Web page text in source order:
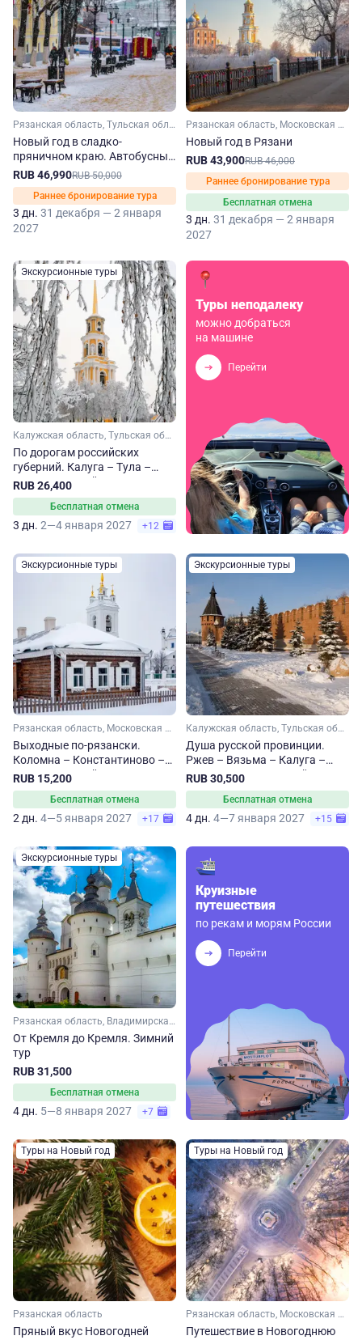
Рязанская область, Тульская область, Московская область
Новый год в сладко-
пряничном краю. Автобусный
тур в Рязань и Тулу из
Москвы
RUB 46,990RUB 50,000
Раннее бронирование тура
3 дн. 31 декабря — 2 января
2027
Рязанская область, Московская область
Новый год в Рязани
RUB 43,900RUB 46,000
Раннее бронирование тура
Бесплатная отмена
3 дн. 31 декабря — 2 января
2027
Экскурсионные туры
Калужская область, Тульская область, Рязанская область
По дорогам российских
губерний. Калуга – Тула –
Рязань. Зимний тур
RUB 26,400
Бесплатная отмена
3 дн. 2—4 января 2027 +12
Туры неподалеку
можно добраться
на машине
Перейти
Экскурсионные туры
Рязанская область, Московская область
Выходные по-рязански.
Коломна – Константиново –
Рязань. Зимний тур
RUB 15,200
Бесплатная отмена
2 дн. 4—5 января 2027 +17
Экскурсионные туры
Калужская область, Тульская область, Рязанская область, Тверская область, Смоленская область
Душа русской провинции.
Ржев – Вязьма – Калуга –
Тула – Рязань. Зимний тур
RUB 30,500
Бесплатная отмена
4 дн. 4—7 января 2027 +15
Экскурсионные туры
Рязанская область, Владимирская область, Золотое кольцо, Малое Золотое кольцо, Московская область, Ярославская область
От Кремля до Кремля. Зимний
тур
RUB 31,500
Бесплатная отмена
4 дн. 5—8 января 2027 +7
Круизные
путешествия
по рекам и морям России
Перейти
Туры на Новый год
Рязанская область
Пряный вкус Новогодней
Туры на Новый год
Рязанская область, Московская область
Путешествие в Новогоднюю